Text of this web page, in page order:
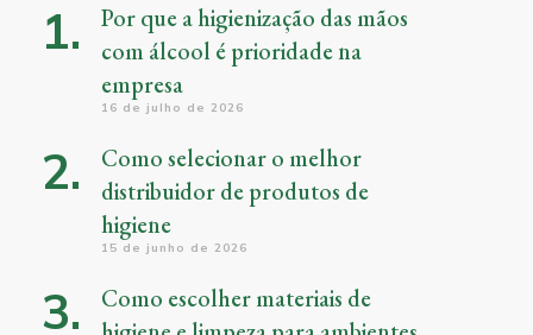
Por que a higienização das mãos
com álcool é prioridade na
empresa
16 de julho de 2026
Como selecionar o melhor
distribuidor de produtos de
higiene
15 de junho de 2026
Como escolher materiais de